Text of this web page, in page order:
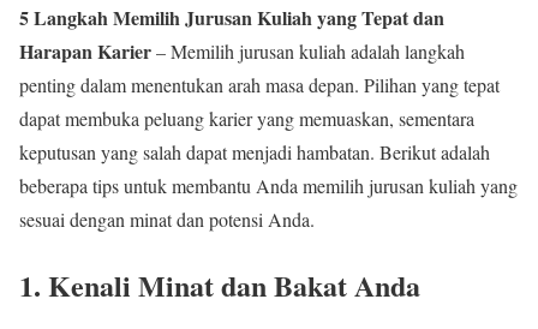
5 Langkah Memilih Jurusan Kuliah yang Tepat dan
Harapan Karier– Memilih jurusan kuliah adalah langkah
penting dalam menentukan arah masa depan. Pilihan yang tepat
dapat membuka peluang karier yang memuaskan, sementara
keputusan yang salah dapat menjadi hambatan. Berikut adalah
beberapa tips untuk membantu Anda memilih jurusan kuliah yang
sesuai dengan minat dan potensi Anda.
1. Kenali Minat dan Bakat Anda